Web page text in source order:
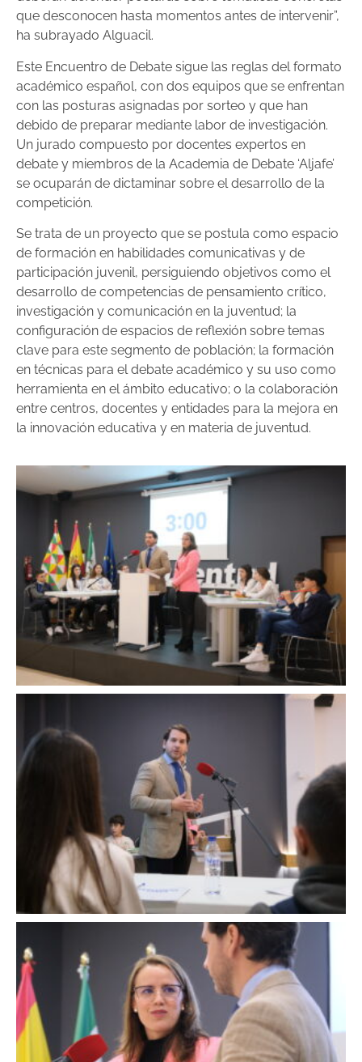
que desconocen hasta momentos antes de intervenir”,
ha subrayado Alguacil.
Este Encuentro de Debate sigue las reglas del formato
académico español, con dos equipos que se enfrentan
con las posturas asignadas por sorteo y que han
debido de preparar mediante labor de investigación.
Un jurado compuesto por docentes expertos en
debate y miembros de la Academia de Debate ‘Aljafe’
se ocuparán de dictaminar sobre el desarrollo de la
competición.
Se trata de un proyecto que se postula como espacio
de formación en habilidades comunicativas y de
participación juvenil, persiguiendo objetivos como el
desarrollo de competencias de pensamiento crítico,
investigación y comunicación en la juventud; la
configuración de espacios de reflexión sobre temas
clave para este segmento de población; la formación
en técnicas para el debate académico y su uso como
herramienta en el ámbito educativo; o la colaboración
entre centros, docentes y entidades para la mejora en
la innovación educativa y en materia de juventud.